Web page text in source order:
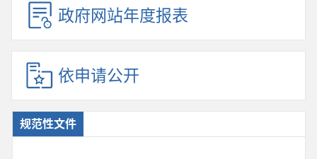
政府网站年度报表
依申请公开
规范性文件